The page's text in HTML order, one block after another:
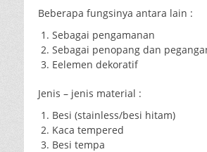
Beberapa fungsinya antara lain :
Sebagai pengamanan
Sebagai penopang dan
Eelemen dekoratif
Jenis – jenis material :
Besi (stainless/besi hitam)
Kaca tempered
Besi tempa